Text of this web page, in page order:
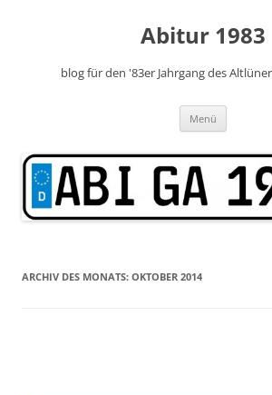
Abitur 1983
blog für den '83er Jahrgang des
Menü
ARCHIV DES MONATS: OKTOBER 2014